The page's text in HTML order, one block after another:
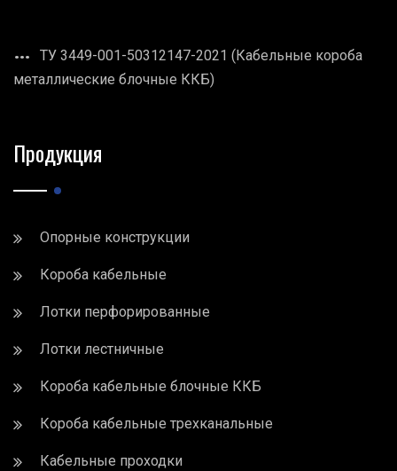
ТУ 3449-001-50312147-2021 (Кабельные короба
металлические блочные ККБ)
Продукция
Опорные конструкции
Короба кабельные
Лотки перфорированные
Лотки лестничные
Короба кабельные блочные ККБ
Короба кабельные трехканальные
Кабельные проходки